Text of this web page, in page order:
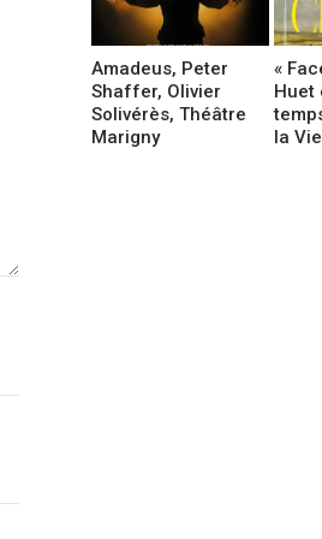
Amadeus, Peter
Shaffer, Olivier
Solivérès, Théâtre
Marigny
«
Huet
la